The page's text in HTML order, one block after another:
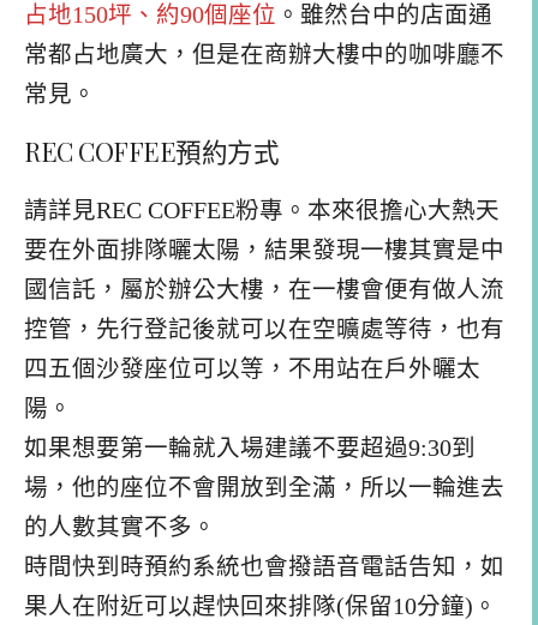
占地150坪、約90個座位 。雖然台中的店面通
常都占地廣大，但是在商辦大樓中的咖啡廳不
常見。
REC COFFEE預約方式
請詳見REC COFFEE粉專。本來很擔心大熱天
要在外面排隊曬太陽，結果發現一樓其實是中
國信託，屬於辦公大樓，在一樓會便有做人流
控管，先行登記後就可以在空曠處等待，也有
四五個沙發座位可以等，不用站在戶外曬太
陽。
如果想要第一輪就入場建議不要超過9:30到
場，他的座位不會開放到全滿，所以一輪進去
的人數其實不多。
時間快到時預約系統也會撥語音電話告知，如
果人在附近可以趕快回來排隊(保留10分鐘)。